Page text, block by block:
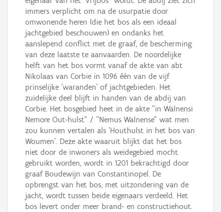
immers verplicht om na de usurpatie door
omwonende heren (die het bos als een ideaal
jachtgebied beschouwen) en ondanks het
aanslepend conflict met de graaf, de bescherming
van deze laatste te aanvaarden. De noordelijke
helft van het bos vormt vanaf de akte van abt
Nikolaas van Corbie in 1096 één van de vijf
prinselijke 'waranden' of jachtgebieden. Het
zuidelijke deel blijft in handen van de abdij van
Corbie. Het bosgebied heet in de akte "in Walnensi
Nemore Out-hulst" / "Nemus Walnense" wat men
zou kunnen vertalen als 'Houthulst in het bos van
Woumen'. Deze akte waaruit blijkt dat het bos
niet door de inwoners als weidegebied mocht
gebruikt worden, wordt in 1201 bekrachtigd door
graaf Boudewijn van Constantinopel. De
opbrengst van het bos, met uitzondering van de
jacht, wordt tussen beide eigenaars verdeeld. Het
bos levert onder meer brand- en constructiehout.